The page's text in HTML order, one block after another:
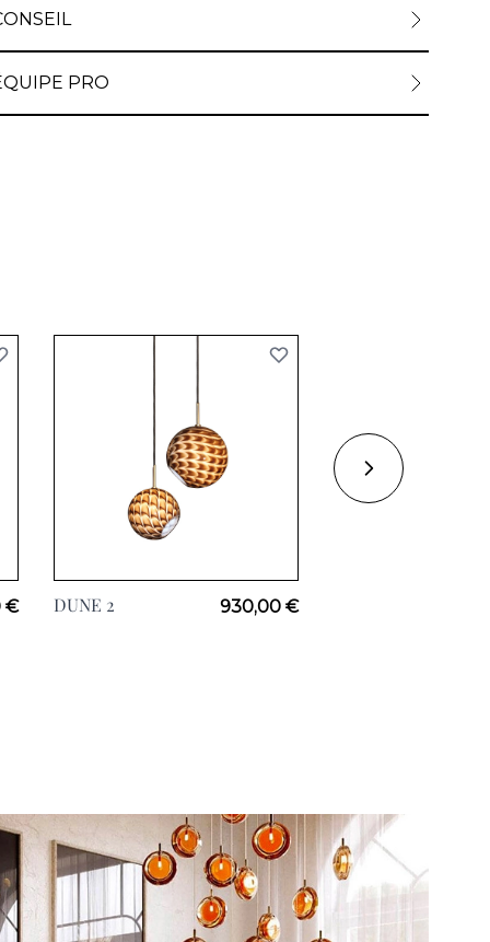
PRO
€ DUNE 2 930,00 €